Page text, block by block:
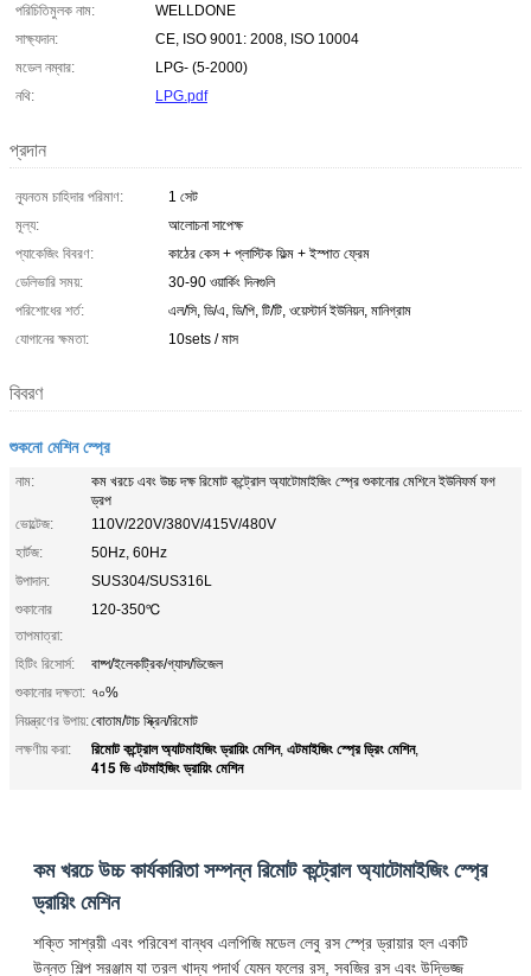
পরিচিতিমুলক নাম:
WELLDONE
সাক্ষ্যদান:
CE, ISO 9001: 2008, ISO 10004
মডেল নম্বার:
LPG- (5-2000)
নথি:
LPG.pdf
প্রদান
ন্যূনতম চাহিদার পরিমাণ:
1 সেট
মূল্য:
আলোচনা সাপেক্ষ
প্যাকেজিং বিবরণ:
কাঠের কেস + প্লাস্টিক ফিল্ম + ইস্পাত ফ্রেম
ডেলিভারি সময়:
30-90 ওয়ার্কিং দিনগুলি
পরিশোধের শর্ত:
এল/সি, ডি/এ, ডি/পি, টি/টি, ওয়েস্টার্ন ইউনিয়ন, মানিগ্রাম
যোগানের ক্ষমতা:
10sets / মাস
বিবরণ
শুকনো মেশিন স্প্রে
নাম:
কম খরচে এবং উচ্চ দক্ষ রিমোট কন্ট্রোল অ্যাটোমাইজিং স্প্রে শুকানোর মেশিনে ইউনিফর্ম ফগ
ড্রপ
ভোল্টেজ:
110V/220V/380V/415V/480V
হার্টজ:
50Hz, 60Hz
উপাদান:
SUS304/SUS316L
শুকানোর
তাপমাত্রা:
120-350℃
হিটিং রিসোর্স:
বাষ্প/ইলেকট্রিক/গ্যাস/ডিজেল
শুকানোর দক্ষতা: ৭০%
নিয়ন্ত্রণের উপায়:বোতাম/টাচ স্ক্রিন/রিমোট
লক্ষণীয় করা:
রিমোট কন্ট্রোল অ্যাটমাইজিং ড্রায়িং মেশিন, এটমাইজিং স্প্রে ড্রিং মেশিন,
415 ভি এটমাইজিং ড্রায়িং মেশিন
কম খরচে উচ্চ কার্যকারিতা সম্পন্ন রিমোট কন্ট্রোল অ্যাটোমাইজিং স্প্রে
ড্রায়িং মেশিন
শক্তি সাশ্রয়ী এবং পরিবেশ বান্ধব এলপিজি মডেল লেবু রস স্প্রে ড্রায়ার হল একটি
উন্নত শিল্প সরঞ্জাম যা তরল খাদ্য পদার্থ যেমন ফলের রস, সবজির রস এবং উদ্ভিজ্জ